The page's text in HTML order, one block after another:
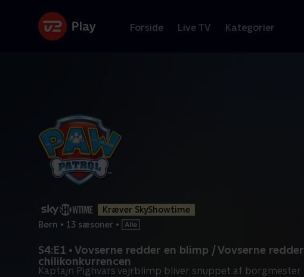
Forside Live TV Kategorier
Kræver SkyShowtime
Børn • 13 sæsoner •
S4:E1 • Vovserne redder en blimp / Vovserne redder
chilikonkurrencen
Kaptajn Pighvars vejrblimp bliver snuppet af borgmester